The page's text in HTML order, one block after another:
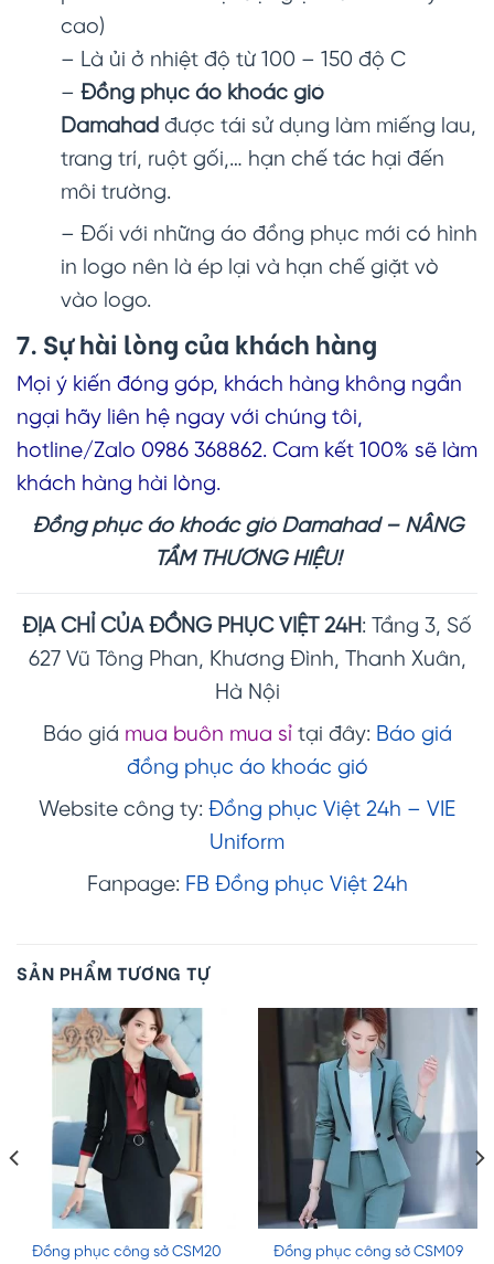
cao)
– Là ủi ở nhiệt độ từ 100 – 150 độ C
– Đồng phục áo khoác gió
Damahad được tái sử dụng làm miếng lau,
trang trí, ruột gối,… hạn chế tác hại đến
môi trường.
– Đối với những áo đồng phục mới có hình
in logo nên là ép lại và hạn chế giặt vò
vào logo.
7. Sự hài lòng của khách hàng
Mọi ý kiến đóng góp, khách hàng không ngần
ngại hãy liên hệ ngay với chúng tôi,
hotline/Zalo 0986 368862. Cam kết 100% sẽ làm
khách hàng hài lòng.
Đồng phục áo khoác gió Damahad – NÂNG
TẦM THƯƠNG HIỆU!
ĐỊA CHỈ CỦA ĐỒNG PHỤC VIỆT 24H: Tầng 3, Số
627 Vũ Tông Phan, Khương Đình, Thanh Xuân,
Hà Nội
Báo giá mua buôn mua sỉ tại đây: Báo giá
đồng phục áo khoác gió
Website công ty: Đồng phục Việt 24h – VIE
Uniform
Fanpage: FB Đồng phục Việt 24h
SẢN PHẨM TƯƠNG TỰ
Đồng phục công sở CSM20 Đồng phục công sở CSM09